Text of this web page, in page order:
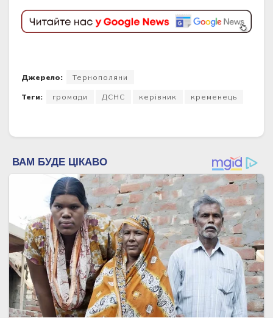
Джерело: Тернополяни
Теги: громади ДСНС керівник кременець